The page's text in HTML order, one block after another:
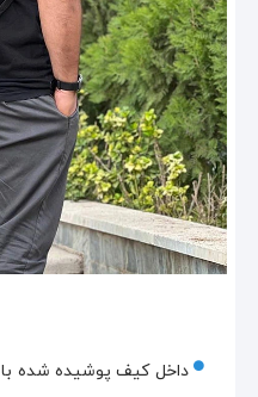
داخل کیف پوشیده شده با